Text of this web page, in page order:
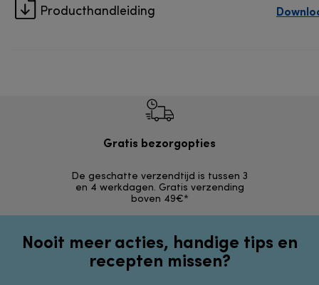
Producthandleiding
Gratis bezorgopties
De geschatte verzendtijd is tussen 3
en 4 werkdagen. Gratis verzending
boven 49€*
Nooit meer acties, handige tips en
recepten missen?